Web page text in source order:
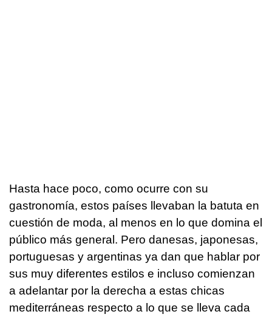
Hasta hace poco, como ocurre con su
gastronomía, estos países llevaban la batuta en
cuestión de moda, al menos en lo que domina el
público más general. Pero danesas, japonesas,
portuguesas y argentinas ya dan que hablar por
sus muy diferentes estilos e incluso comienzan
a adelantar por la derecha a estas chicas
mediterráneas respecto a lo que se lleva cada